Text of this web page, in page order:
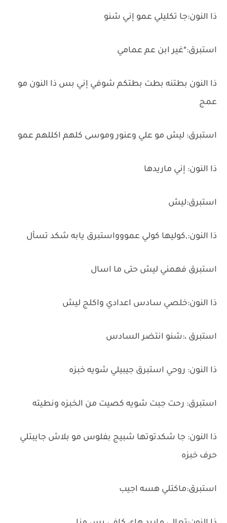
ذا النون:جا تكليلي عمو إني شنو
استبرق:*غير ابن عم عمامي
ذا النون بطتنه بطت بطتكم شوفي إني بس ذا النون مو
عمج
استبرق: ليش مو علي وعنور وموسى كلهم اكللهم عمو
ذا النون: إني ماريدها
استبرق:ليش
ذا النون:,كوليها كولي عمووواستبرق يابه شكد تسأل
استبرق فهمني ليش حتى ما اسال
ذا النون:خلصي سادس اعدادي واكلج ليش
استبرق ،:شنو انتضر السادس
ذا النون: روحي استبرق جيبيلي شويه خبزه
استبرق: رحت جبت شويه كصيت من الخبزه ونطيته
ذا النون: جا شكدتوتها شبيج بفلوس مو بلاش جايبتلي
حرف خبزه
استبرق:ماكتلي هسه اجيب